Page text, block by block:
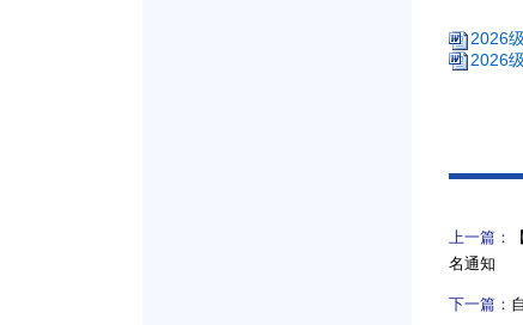
2026
2026
上一篇：
名通知
下一篇：